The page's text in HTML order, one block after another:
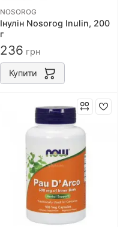
NOSOROG
Інулін Nosorog Inulin, 200
г
236 грн
Купити